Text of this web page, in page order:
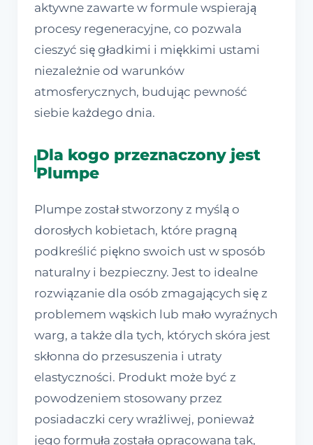
aktywne zawarte w formule wspierają
procesy regeneracyjne, co pozwala
cieszyć się gładkimi i miękkimi ustami
niezależnie od warunków
atmosferycznych, budując pewność
siebie każdego dnia.
Dla kogo przeznaczony jest
Plumpe
Plumpe został stworzony z myślą o
dorosłych kobietach, które pragną
podkreślić piękno swoich ust w sposób
naturalny i bezpieczny. Jest to idealne
rozwiązanie dla osób zmagających się z
problemem wąskich lub mało wyraźnych
warg, a także dla tych, których skóra jest
skłonna do przesuszenia i utraty
elastyczności. Produkt może być z
powodzeniem stosowany przez
posiadaczki cery wrażliwej, ponieważ
jego formuła została opracowana tak,